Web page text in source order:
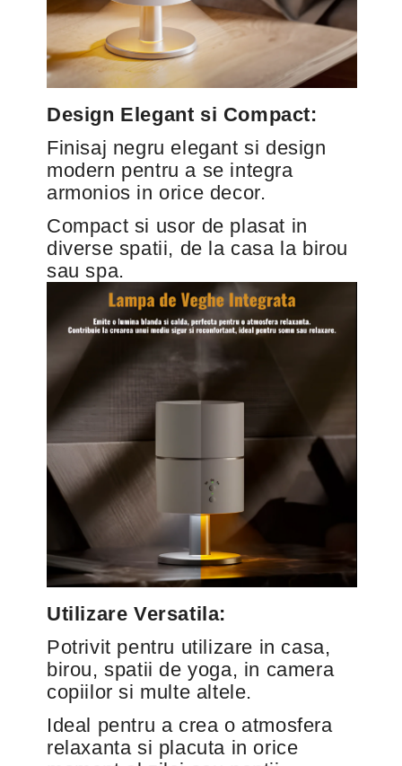
Design Elegant si Compact:
Finisaj negru elegant si design
modern pentru a se integra
armonios in orice decor.
Compact si usor de plasat in
diverse spatii, de la casa la birou
sau spa.
Utilizare Versatila:
Potrivit pentru utilizare in casa,
birou, spatii de yoga, in camera
copiilor si multe altele.
Ideal pentru a crea o atmosfera
relaxanta si placuta in orice